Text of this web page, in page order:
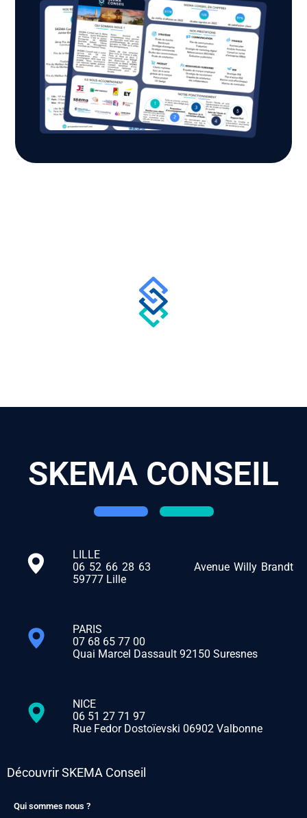
SKEMA CONSEIL
LILLE
06 52 66 28 63 Avenue Willy Brandt
59777 Lille
PARIS
07 68 65 77 00
Quai Marcel Dassault 92150 Suresnes
NICE
06 51 27 71 97
Rue Fedor Dostoïevski 06902 Valbonne
Découvrir SKEMA Conseil
Qui sommes nous ?